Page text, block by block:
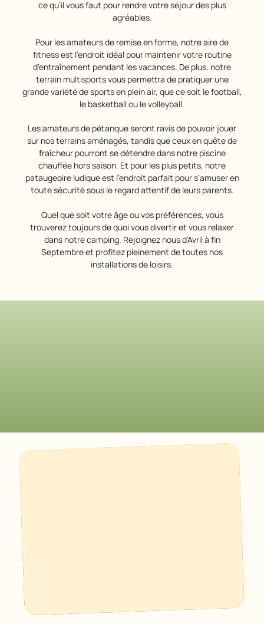
ce qu’il vous faut pour rendre votre séjour des plus
agréables.
Pour les amateurs de remise en forme, notre aire de
fitness est l’endroit idéal pour maintenir votre routine
d’entraînement pendant les vacances. De plus, notre
terrain multisports vous permettra de pratiquer une
grande variété de sports en plein air, que ce soit le football,
le basketball ou le volleyball.
Les amateurs de pétanque seront ravis de pouvoir jouer
sur nos terrains aménagés, tandis que ceux en quête de
fraîcheur pourront se détendre dans notre piscine
chauffée hors saison. Et pour les plus petits, notre
pataugeoire ludique est l’endroit parfait pour s’amuser en
toute sécurité sous le regard attentif de leurs parents.
Quel que soit votre âge ou vos préférences, vous
trouverez toujours de quoi vous divertir et vous relaxer
dans notre camping. Rejoignez nous d’Avril à fin
Septembre et profitez pleinement de toutes nos
installations de loisirs.